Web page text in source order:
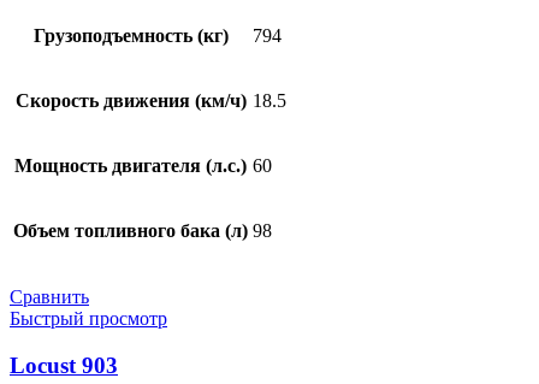
Грузоподъемность (кг) 794
Скорость движения (км/ч) 18.5
Мощность двигателя (л.с.) 60
Объем топливного бака (л) 98
Сравнить
Быстрый просмотр
Locust 903